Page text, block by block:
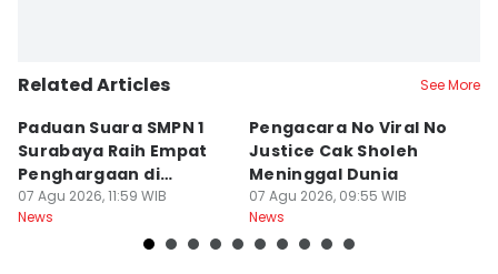
Related Articles See More
Paduan Suara SMPN 1
Surabaya Raih Empat
Penghargaan di
Thailand
07 Agu 2026, 11:59 WIB
News
Pengacara No Viral No
Justice Cak Sholeh
Meninggal Dunia
07 Agu 2026, 09:55 WIB
News